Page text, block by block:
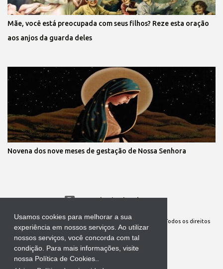
Usamos cookies para melhorar a sua
experiência em nossos serviços. Ao utilizar
nossos serviços, você concorda com tal
condição. Para mais informações, visite
nossa Política de Cookies..
Mãe, você está preocupada com seus filhos? Reze esta oração
aos anjos da guarda deles
Novena dos nove meses de gestação de Nossa Senhora
Tecnologia do Blogger
Site Oficial da Comunidade Nossa Senhora cuida de mim. Todos os direitos
reservados